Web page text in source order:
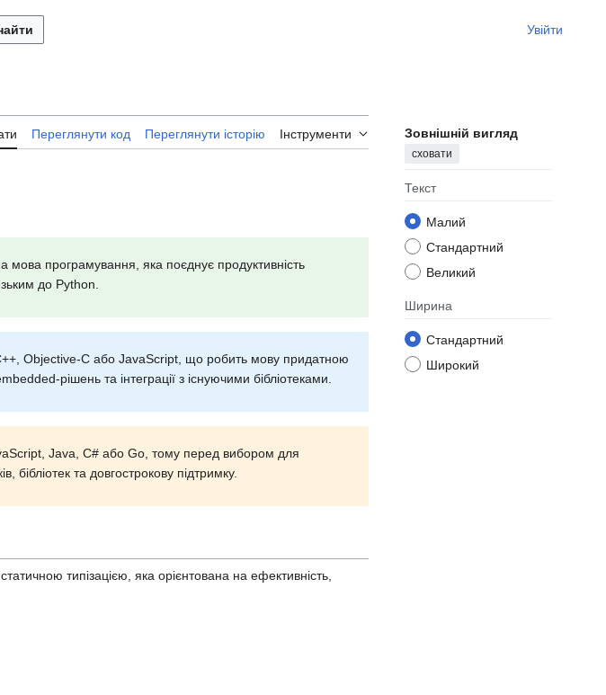
Увійти
Переглянути код Переглянути історію Інструменти Зовнішній вигляд
сховати
Текст
Малий
Стандартний
Великий
Ширина
Стандартний
Широкий
мова програмування, яка поєднує продуктивність
до Python.
Objective-C або JavaScript, що робить мову придатною
рішень та інтеграції з існуючими бібліотеками.
Java, C# або Go, тому перед вибором для
бібліотек та довгострокову підтримку.
типізацією, яка орієнтована на ефективність,